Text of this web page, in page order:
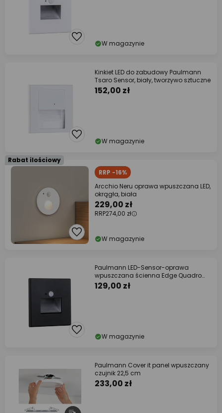
W magazynie
Kinkiet LED do zabudowy Paulmann
Tsaro Sensor, biały, tworzywo sztuczne
152,00 zł
W magazynie
Rabat ilościowy
RRP -16%
Arcchio Neru oprawa wpuszczana LED,
okrągła, biała
229,00 zł
RRP274,00 zł
W magazynie
Paulmann LED-Sensor-oprawa
wpuszczana ścienna Edge Quadro
czarny 8 cm
129,00 zł
W magazynie
Paulmann Cover it panel wpuszczany
czujnik 22,5 cm
233,00 zł